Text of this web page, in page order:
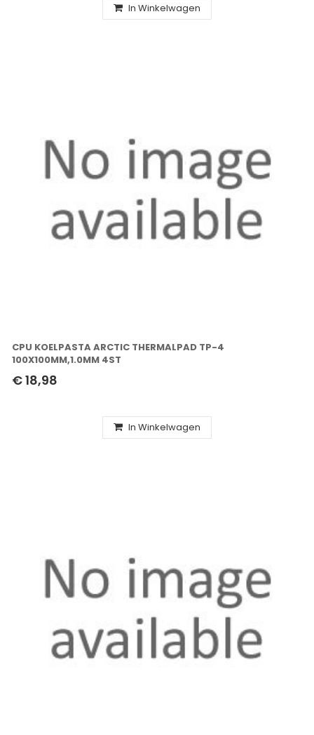
In Winkelwagen
CPU KOELPASTA ARCTIC THERMALPAD TP-4
100X100MM,1.0MM 4ST
€ 18,98
In Winkelwagen